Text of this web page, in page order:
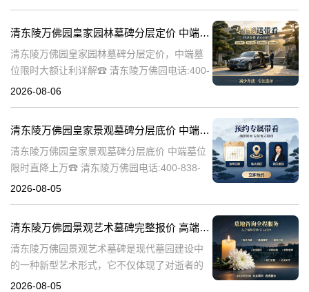
清
清东陵万佛园皇家园林墓碑分层定价 中端墓位限时大额让利详解
清东陵万佛园皇家园林墓碑分层定价，中端墓
位限时大额让利详解☎ 清东陵万佛园电话:400-
838-5063清东陵万佛园，作为中国历史上著名
2026-08-06
清东陵万佛园皇家景观墓碑分层底价 中端墓位限时直降上万
清东陵万佛园皇家景观墓碑分层底价 中端墓位
限时直降上万☎ 清东陵万佛园电话:400-838-
5063清东陵万佛园，作为中国历史上著名的皇
2026-08-05
清东陵万佛园景观艺术墓碑完整报价 高端墓型大额直降活动详解
清东陵万佛园景观艺术墓碑是现代墓园建设中
的一种新型艺术形式，它不仅体现了对逝者的
尊重和缅怀，更是一种文化艺术的传承。本文
2026-08-05